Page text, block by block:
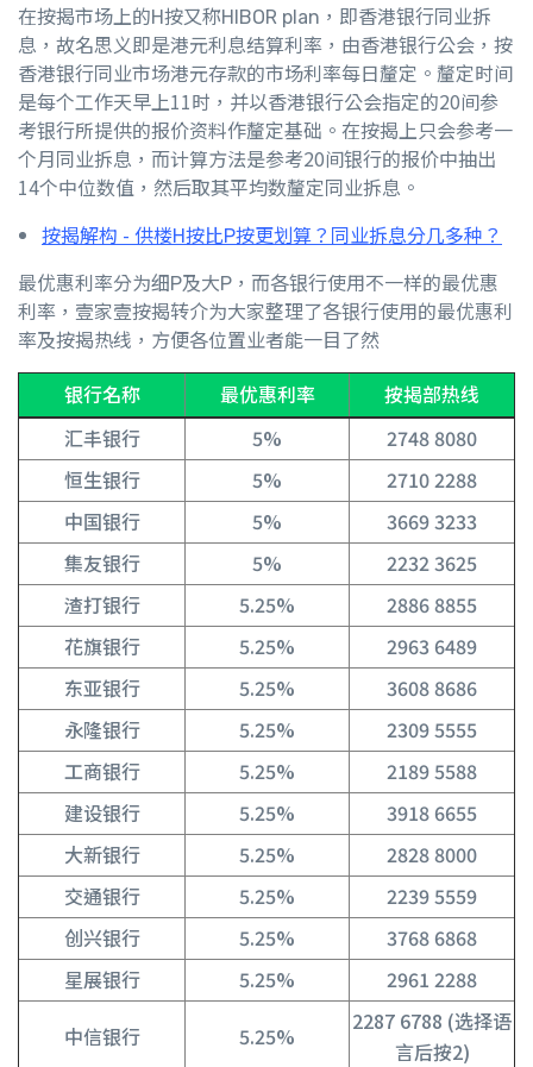
在按揭市场上的H按又称HIBOR plan，即香港银行同业拆
息，故名思义即是港元利息结算利率，由香港银行公会，按
香港银行同业市场港元存款的市场利率每日釐定。釐定时间
是每个工作天早上11时，并以香港银行公会指定的20间参
考银行所提供的报价资料作釐定基础。在按揭上只会参考一
个月同业拆息，而计算方法是参考20间银行的报价中抽出
14个中位数值，然后取其平均数釐定同业拆息。
按揭解构 - 供楼H按比P按更划算？同业拆息分几多种？
最优惠利率分为细P及大P，而各银行使用不一样的最优惠
利率，壹家壹按揭转介为大家整理了各银行使用的最优惠利
率及按揭热线，方便各位置业者能一目了然
银行名称
最优惠利率
按揭部热线
汇丰银行
5%
2748 8080
恒生银行
5%
2710 2288
中国银行
5%
3669 3233
集友银行
5%
2232 3625
渣打银行
5.25%
2886 8855
花旗银行
5.25%
2963 6489
东亚银行
5.25%
3608 8686
永隆银行
5.25%
2309 5555
工商银行
5.25%
2189 5588
建设银行
5.25%
3918 6655
大新银行
5.25%
2828 8000
交通银行
5.25%
2239 5559
创兴银行
5.25%
3768 6868
星展银行
5.25%
2961 2288
中信银行
5.25%
2287 6788 (选择语
言后按2)